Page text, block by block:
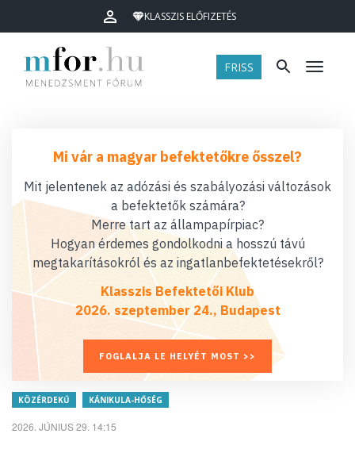
KLASSZIS ELŐFIZETÉS
FRISS Menü
Mi vár a magyar befektetőkre ősszel?
Mit jelentenek az adózási és szabályozási változások
a befektetők számára?
Merre tart az állampapírpiac?
Hogyan érdemes gondolkodni a hosszú távú
megtakarításokról és az ingatlanbefektetésekről?
Klasszis Befektetői Klub
2026. szeptember 24., Budapest
FOGLALJA LE HELYÉT MOST >>
KÖZÉRDEKŰ KÁNIKULA-HŐSÉG
2026. JÚNIUS 29. 14:15